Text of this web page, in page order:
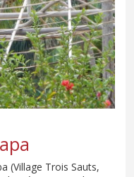
(Village Trois Sauts,